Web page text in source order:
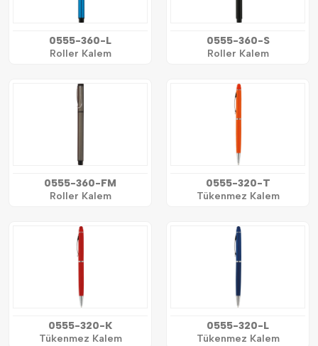
0555-360-L
Roller Kalem
0555-360-S
Roller Kalem
0555-360-FM
Roller Kalem
0555-320-T
Tükenmez Kalem
0555-320-K
Tükenmez Kalem
0555-320-L
Tükenmez Kalem